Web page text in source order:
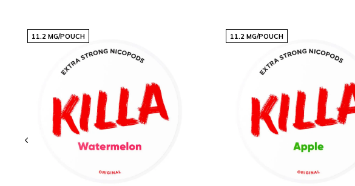
SieMAGGIE Mr Blue
noch heute und genießen Sie die perfekte Kombination aus
Geschmack und Stärke. Unsere benutzerfreundliche Website und der effiziente
weltweite Versand sorgen dafür, dass Ihre Bestellung schnell und sicher bei Ihnen
ankommt. Greifen Sie jetzt zu und erleben Sie den Unterschied!
11.2 MG/POUCH 11.2 MG/POUCH